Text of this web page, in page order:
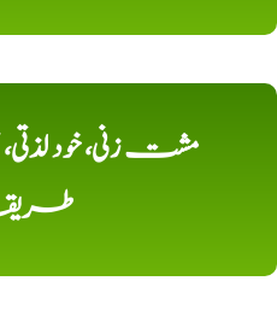
مشت زنی، خود